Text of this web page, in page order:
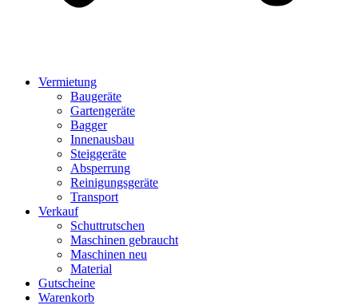
Vermietung
Baugeräte
Gartengeräte
Bagger
Innenausbau
Steiggeräte
Absperrung
Reinigungsgeräte
Transport
Verkauf
Schuttrutschen
Maschinen gebraucht
Maschinen neu
Material
Gutscheine
Warenkorb